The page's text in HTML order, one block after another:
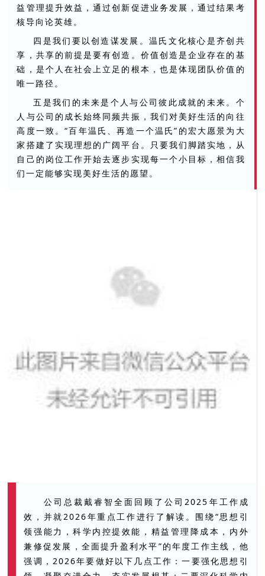
益管理提升效益，通过创新促进业务发展，通过结果考
核导向论英雄。
四是我们要以创造谋发展。温氏文化核心是齐创共
享，共享的前提是要有创造。价值创造是企业存在的基
础，是个人在社会上立足的根本，也是体现团队价值的
唯一路径。
五是我们的未来是个人与公司彼此成就的未来。个
人与公司的成长始终同频共振，我们对美好生活的向往
高度一致。“百年温氏、再造一个温氏”的宏大愿景为大
家搭建了实现理想的广阔平台。只要我们脚踏实地，从
自己的岗位工作开始去逐步实现每一个小目标，相信我
们一定能够实现美好生活的愿望。
公司总裁戴睿智全面回顾了公司2025年工作成
效，并就2026年重点工作进行了解读。围绕“思想引
领强能力，科学内控提效能，精益管理降成本，内外
兼修促发展，全面提升盈利水平”的年度工作主线，他
强调，2026年要做好以下几点工作：一要强化思想引